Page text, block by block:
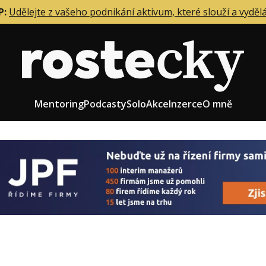
Udělejte z vašeho podnikání aktivum, které slouží a
MentoringPodcastySoloAkceInzerceO mně
firmy
zaměstnanců
Role zakladatele/CEO
Růst firmy